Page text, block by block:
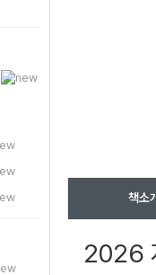
책소
2026